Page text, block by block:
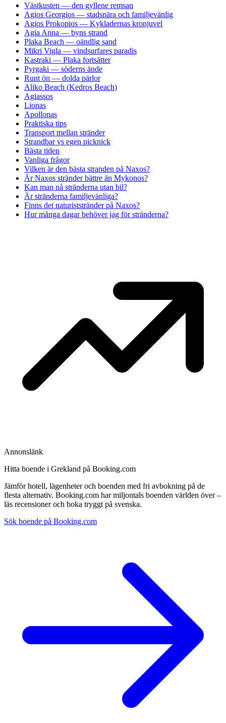
Västkusten — den gyllene remsan
Agios Georgios — stadsnära och familjevänlig
Agios Prokopios — Kykladernas kronjuvel
Agia Anna — byns strand
Plaka Beach — oändlig sand
Mikri Vigla — vindsurfares paradis
Kastraki — Plaka fortsätter
Pyrgaki — söderns ände
Runt ön — dolda pärlor
Aliko Beach (Kedros Beach)
Agiassos
Lionas
Apollonas
Praktiska tips
Transport mellan stränder
Strandbar vs egen picknick
Bästa tiden
Vanliga frågor
Vilken är den bästa stranden på Naxos?
Är Naxos stränder bättre än Mykonos?
Kan man nå stränderna utan bil?
Är stränderna familjevänliga?
Finns det naturiststränder på Naxos?
Hur många dagar behöver jag för stränderna?
Annonslänk
Hitta boende i Grekland på Booking.com
Jämför hotell, lägenheter och boenden med fri avbokning på de
flesta alternativ. Booking.com har miljontals boenden världen över –
läs recensioner och boka tryggt på svenska.
Sök boende på Booking.com